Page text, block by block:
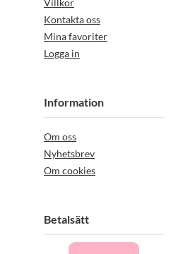
Villkor
Kontakta oss
Mina favoriter
Logga in
Information
Om oss
Nyhetsbrev
Om cookies
Betalsätt